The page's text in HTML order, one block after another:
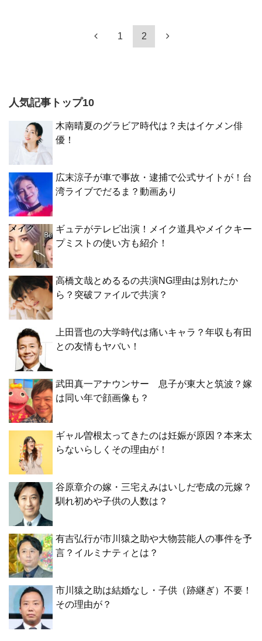
1 2
人気記事トップ10
木南晴夏のグラビア時代は？夫はイケメン俳
優！
広末涼子が車で事故・逮捕で公式サイトが！台
湾ライブでだるま？動画あり
ギュテがテレビ出演！メイク道具やメイクキー
プミストの使い方も紹介！
高橋文哉とめるるの共演NG理由は別れたか
ら？突破ファイルで共演？
上田晋也の大学時代は痛いキャラ？年収も有田
との友情もヤバい！
武田真一アナウンサー 息子が東大と筑波？嫁
は同い年で顔画像も？
ギャル曽根太ってきたのは妊娠が原因？本来太
らないらしくその理由が！
谷原章介の嫁・三宅えみはいしだ壱成の元嫁？
馴れ初めや子供の人数は？
有吉弘行が市川猿之助や大物芸能人の事件を予
言？イルミナティとは？
市川猿之助は結婚なし・子供（跡継ぎ）不要！
その理由が？